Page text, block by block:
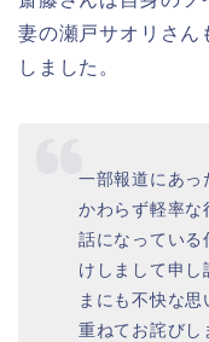
妻の瀬戸サオリさん
しました。
一部報道にあっ
かわらず軽率な
話になっている
けしまして申し
まにも不快な思
重ねてお詫びし